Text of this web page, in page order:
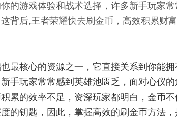
的游戏体验和战术选择，许多新手玩家
背后,王者荣耀快去刷金币，高效积累财
最核心的资源之一，它直接关系到你能拥
手玩家常常感到英雄池匮乏，面对心仪
累的效率不足，资深玩家都明白，金币
的钥匙，因此，掌握高效的刷金币方法